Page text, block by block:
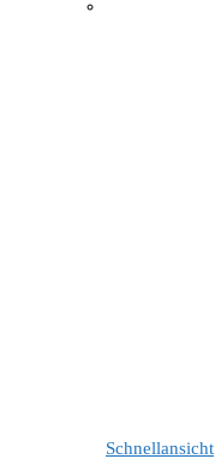
Schnellansicht